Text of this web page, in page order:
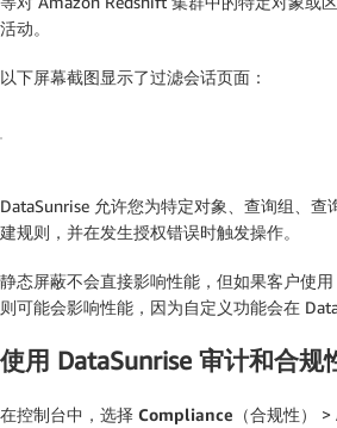
活动。
以下屏幕截图显示了过滤会话页面：
DataSunrise 允许您为特定对象、查询组、查
建规则，并在发生授权错误时触发操作。
静态屏蔽不会直接影响性能，但如果客户使用
则可能会影响性能，因为自定义功能会在
使用 DataSunrise 审计和合规
在控制台中，选择 Compliance（合规性） >